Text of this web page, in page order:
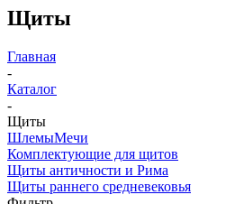
Щиты
Главная
-
Каталог
-
Щиты
ШлемыМечи
Комплектующие для щитов
Щиты античности и Рима
Щиты раннего средневековья